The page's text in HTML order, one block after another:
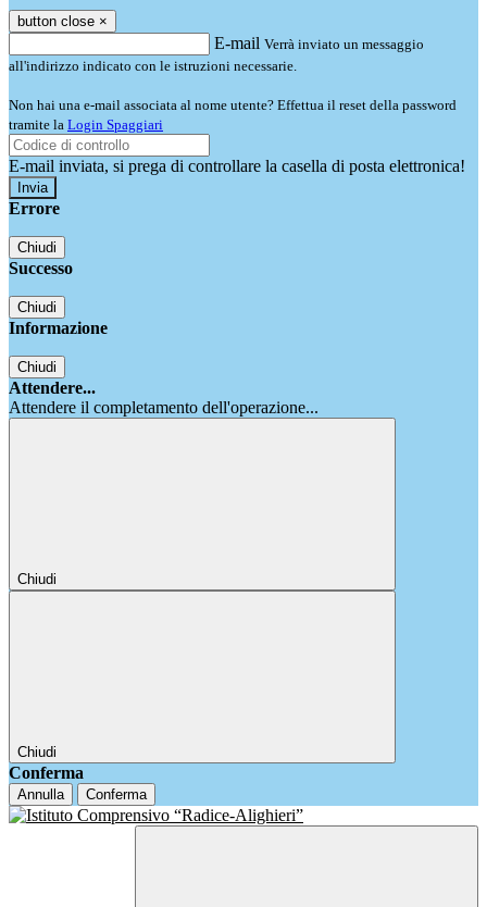
button close ×
E-mail Verrà inviato un messaggio
all'indirizzo indicato con le istruzioni necessarie.
Non hai una e-mail associata al nome utente? Effettua il reset della password
tramite la Login Spaggiari
E-mail inviata, si prega di controllare la casella di posta elettronica!
Errore
Chiudi
Successo
Chiudi
Informazione
Chiudi
Attendere...
Attendere il completamento dell'operazione...
Chiudi
Chiudi
Conferma
Annulla Conferma